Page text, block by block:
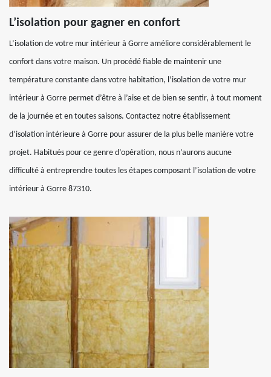
L’isolation pour gagner en confort
L’isolation de votre mur intérieur à Gorre améliore considérablement le
confort dans votre maison. Un procédé fiable de maintenir une
température constante dans votre habitation, l’isolation de votre mur
intérieur à Gorre permet d’être à l’aise et de bien se sentir, à tout moment
de la journée et en toutes saisons. Contactez notre établissement
d’isolation intérieure à Gorre pour assurer de la plus belle manière votre
projet. Habitués pour ce genre d’opération, nous n’aurons aucune
difficulté à entreprendre toutes les étapes composant l’isolation de votre
intérieur à Gorre 87310.